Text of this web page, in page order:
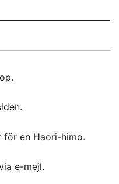
för en Haori-himo.
e-mejl.